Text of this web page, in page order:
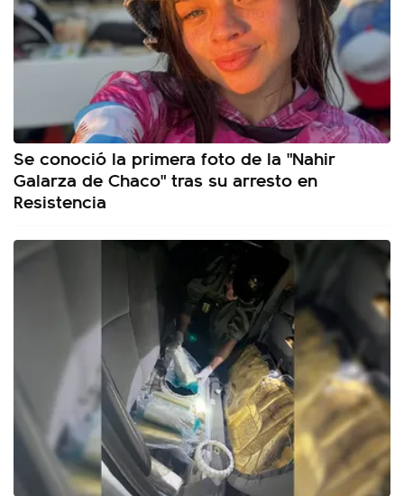
Se conoció la primera foto de la "Nahir
Galarza de Chaco" tras su arresto en
Resistencia